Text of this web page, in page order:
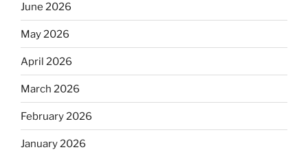
June 2026
May 2026
April 2026
March 2026
February 2026
January 2026